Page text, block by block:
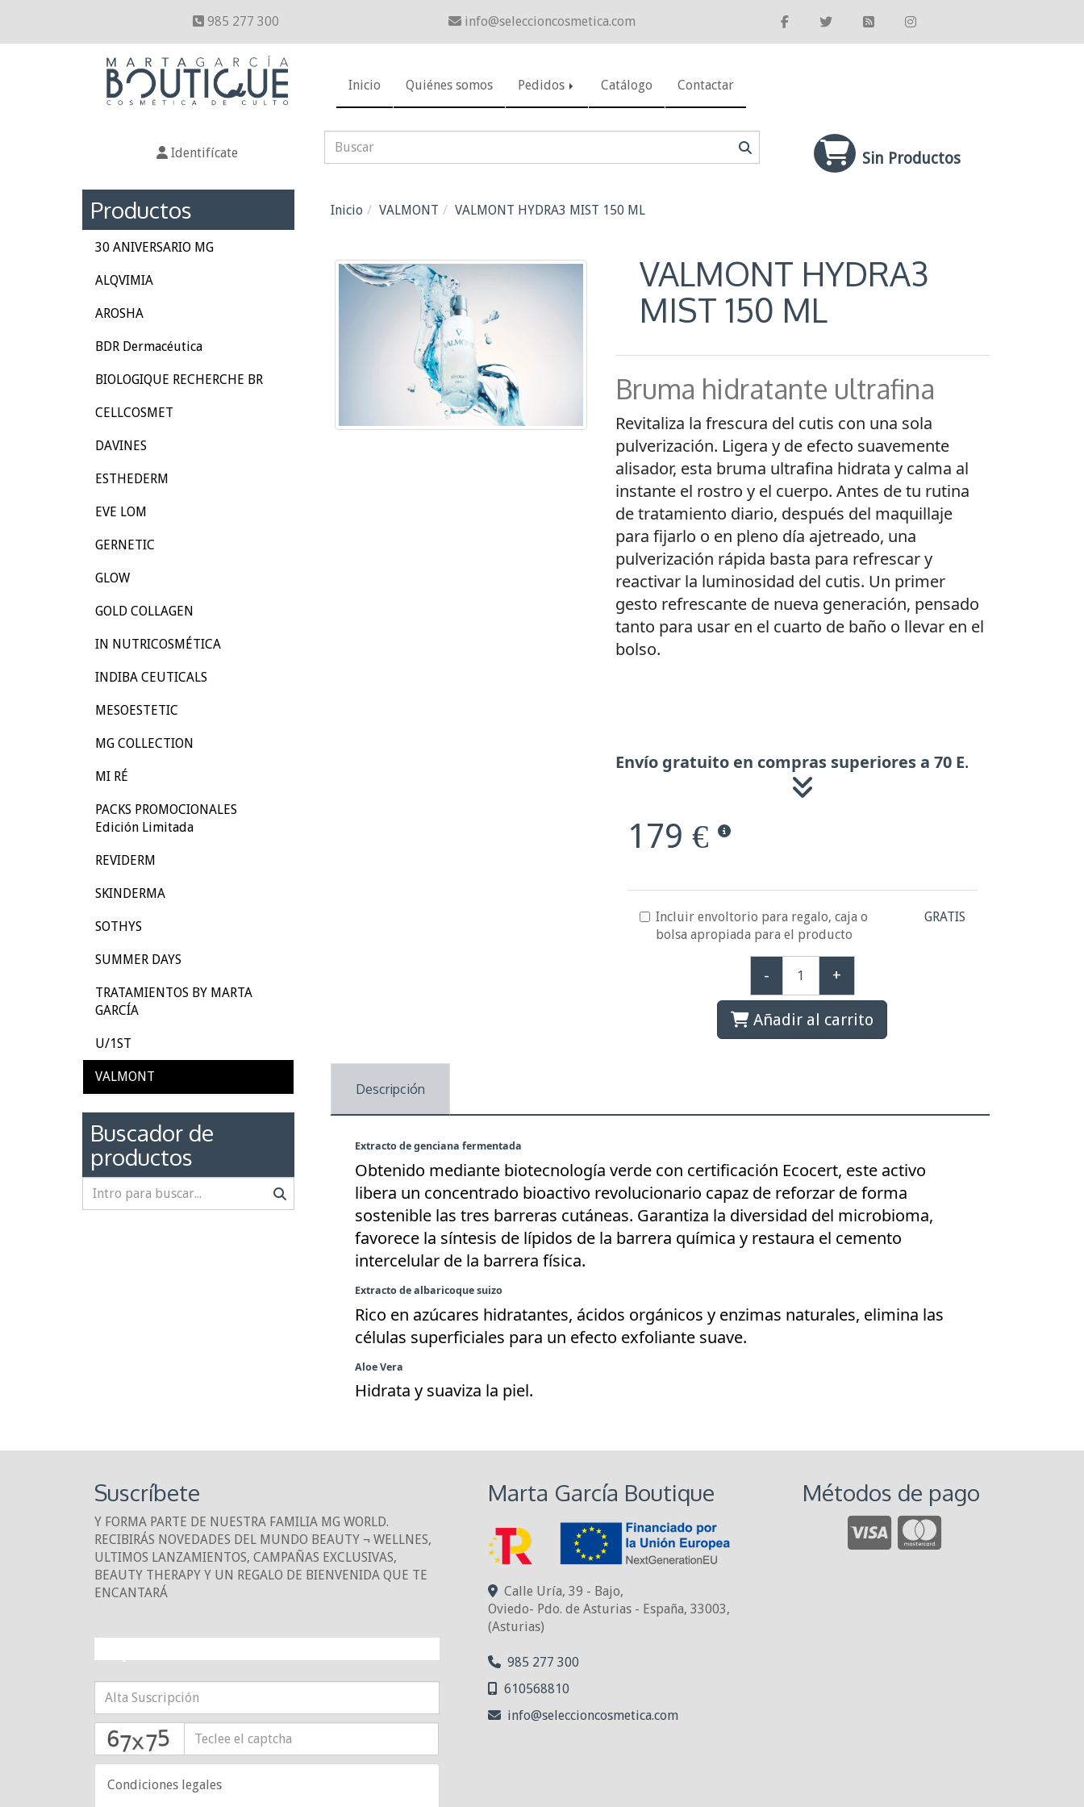
985 277 300 info seleccioncosmetica.com
Inicio Quiénes somos Pedidos Catálogo Contactar
Identifícate Sin Productos
Inicio VALMONT VALMONT HYDRA3 MIST 150 ML
VALMONT HYDRA3
MIST 150 ML
Bruma hidratante ultrafina
Revitaliza la frescura del cutis con una sola
pulverización. Ligera y de efecto suavemente
alisador, esta bruma ultrafina hidrata y calma al
instante el rostro y el cuerpo. Antes de tu rutina
de tratamiento diario, después del maquillaje
para fijarlo o en pleno día ajetreado, una
pulverización rápida basta para refrescar y
reactivar la luminosidad del cutis. Un primer
gesto refrescante de nueva generación, pensado
tanto para usar en el cuarto de baño o llevar en el
bolso.
Envío gratuito en compras superiores a 70 E.
179 €
Incluir envoltorio para regalo, caja o
bolsa apropiada para el producto
GRATIS
- +
Añadir al carrito
Descripción
Extracto de genciana fermentada
Obtenido mediante biotecnología verde con certificación Ecocert, este activo
libera un concentrado bioactivo revolucionario capaz de reforzar de forma
sostenible las tres barreras cutáneas. Garantiza la diversidad del microbioma,
favorece la síntesis de lípidos de la barrera química y restaura el cemento
intercelular de la barrera física.
Extracto de albaricoque suizo
Rico en azúcares hidratantes, ácidos orgánicos y enzimas naturales, elimina las
células superficiales para un efecto exfoliante suave.
Aloe Vera
Hidrata y suaviza la piel.
Productos
30 ANIVERSARIO MG
ALQVIMIA
AROSHA
BDR Dermacéutica
BIOLOGIQUE RECHERCHE BR
CELLCOSMET
DAVINES
ESTHEDERM
EVE LOM
GERNETIC
GLOW
GOLD COLLAGEN
IN NUTRICOSMÉTICA
INDIBA CEUTICALS
MESOESTETIC
MG COLLECTION
MI RÉ
PACKS PROMOCIONALES
Edición Limitada
REVIDERM
SKINDERMA
SOTHYS
SUMMER DAYS
TRATAMIENTOS BY MARTA
GARCÍA
U/1ST
VALMONT
Buscador de
productos
Suscríbete
Y FORMA PARTE DE NUESTRA FAMILIA MG WORLD.
RECIBIRÁS NOVEDADES DEL MUNDO BEAUTY ¬ WELLNES,
ULTIMOS LANZAMIENTOS, CAMPAÑAS EXCLUSIVAS,
BEAUTY THERAPY Y UN REGALO DE BIENVENIDA QUE TE
ENCANTARÁ
captcha
Condiciones legales
Marta García Boutique
Calle Uría, 39 - Bajo,
Oviedo- Pdo. de Asturias - España, 33003,
(Asturias)
985 277 300
610568810
info
seleccioncosmetica.com
Métodos de pago